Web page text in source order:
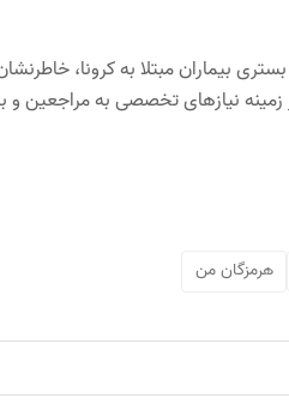
بیماران مبتلا به کرونا،
نیازهای تخصصی به مراجعین و
هرمزگان من